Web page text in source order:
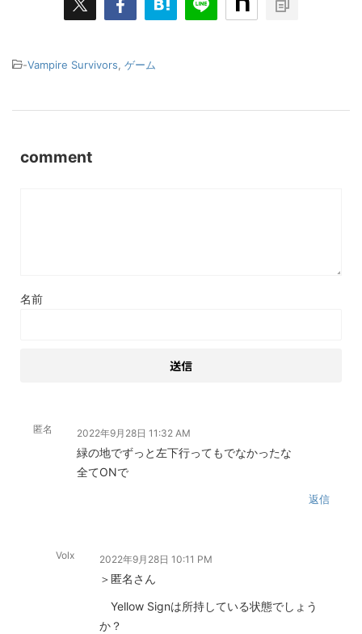
-Vampire Survivors, ゲーム
comment
名前
匿名 2022年9月28日 11:32 AM
緑の地でずっと左下行ってもでなかったな
全てONで
返信
Volx 2022年9月28日 10:11 PM
＞匿名さん
Yellow Signは所持している状態でしょう
か？